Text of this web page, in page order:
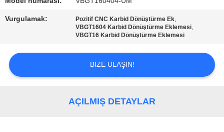
HARITASI
POLITIKASI
Vurgulamak: Pozitif CNC Karbid Dönüştürme Ek,
VBGT1604 Karbid Dönüştürme Eklemesi,
VBGT16 Karbid Dönüştürme Eklemesi
BIZE ULAŞIN!
AÇILMIŞ DETAYLAR